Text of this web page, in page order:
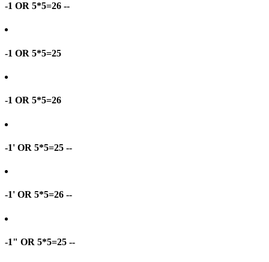
-1 OR 5*5=26 --
-1 OR 5*5=25
-1 OR 5*5=26
-1' OR 5*5=25 --
-1' OR 5*5=26 --
-1" OR 5*5=25 --